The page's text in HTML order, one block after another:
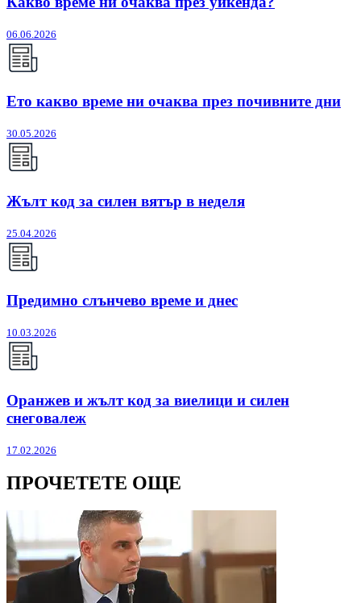
06.06.2026
Ето какво време ни очаква през почивните дни
30.05.2026
Жълт код за силен вятър в неделя
25.04.2026
Предимно слънчево време и днес
10.03.2026
Оранжев и жълт код за виелици и силен
снеговалеж
17.02.2026
ПРОЧЕТЕТЕ ОЩЕ